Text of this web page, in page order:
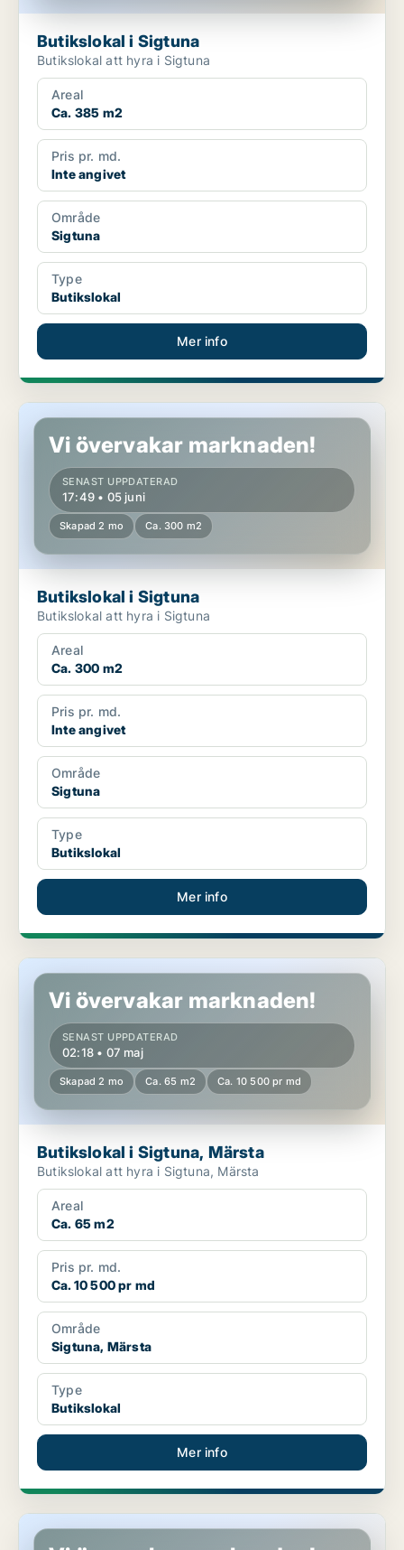
Butikslokal i Sigtuna
Butikslokal att hyra i Sigtuna
Areal
Ca. 385 m2
Pris pr. md.
Inte angivet
Område
Sigtuna
Type
Butikslokal
Mer info
Butikslokal i Sigtuna
Vi övervakar marknaden!
SENAST UPPDATERAD
17:49 • 05 juni
Skapad 2 mo Ca. 300 m2
Butikslokal i Sigtuna
Butikslokal att hyra i Sigtuna
Areal
Ca. 300 m2
Pris pr. md.
Inte angivet
Område
Sigtuna
Type
Butikslokal
Mer info
Butikslokal i Sigtuna, Märsta
Vi övervakar marknaden!
SENAST UPPDATERAD
02:18 • 07 maj
Skapad 2 mo Ca. 65 m2 Ca. 10 500 pr md
Butikslokal i Sigtuna, Märsta
Butikslokal att hyra i Sigtuna, Märsta
Areal
Ca. 65 m2
Pris pr. md.
Ca. 10 500 pr md
Område
Sigtuna, Märsta
Type
Butikslokal
Mer info
Butikslokal i Sigtuna